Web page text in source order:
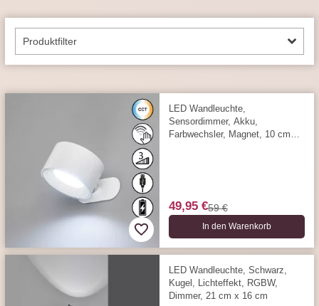
Produktfilter
LED Wandleuchte,
Sensordimmer, Akku,
Farbwechsler, Magnet, 10 cm
49,95 €59 €
In den Warenkorb
LED Wandleuchte, Schwarz,
Kugel, Lichteffekt, RGBW,
Dimmer, 21 cm x 16 cm